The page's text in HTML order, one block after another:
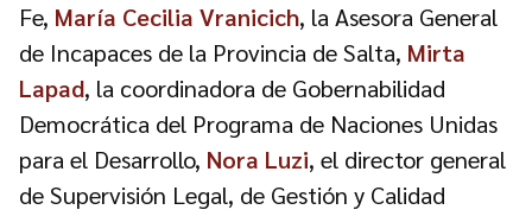
Fe, María Cecilia Vranicich, la Asesora General
de Incapaces de la Provincia de Salta, Mirta
Lapad, la coordinadora de Gobernabilidad
Democrática del Programa de Naciones Unidas
para el Desarrollo, Nora Luzi, el director general
de Supervisión Legal, de Gestión y Calidad